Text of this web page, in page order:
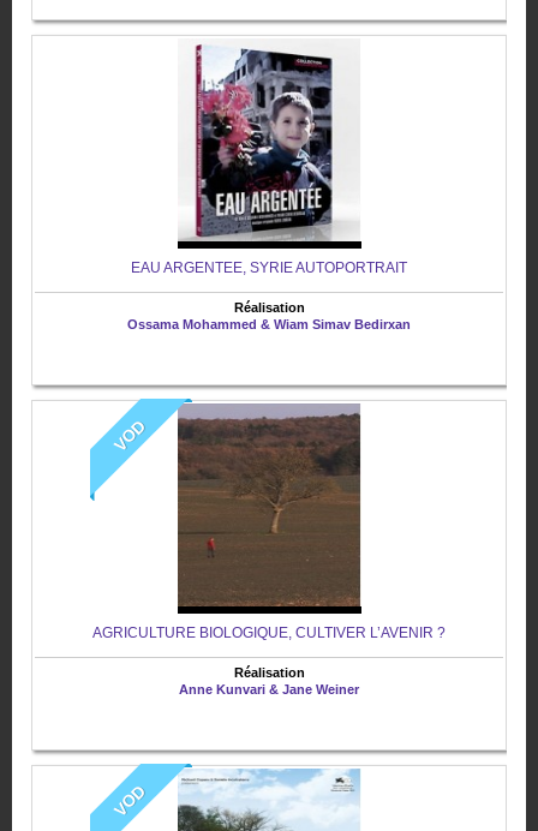
EAU ARGENTEE, SYRIE AUTOPORTRAIT
Réalisation
Ossama Mohammed & Wiam Simav Bedirxan
VOD
AGRICULTURE BIOLOGIQUE, CULTIVER L’AVENIR ?
Réalisation
Anne Kunvari & Jane Weiner
VOD